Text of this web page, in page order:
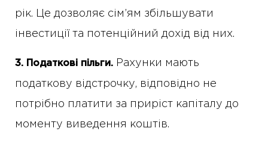
рік. Це дозволяє сім’ям збільшувати
інвестиції та потенційний дохід від них.
3. Податкові пільги. Рахунки мають
податкову відстрочку, відповідно не
потрібно платити за приріст капіталу до
моменту виведення коштів.